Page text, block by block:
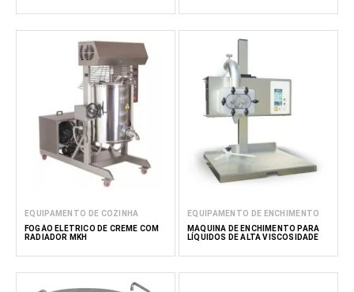
EQUIPAMENTO DE COZINHA
FOGÃO ELÉTRICO DE CREME COM
RADIADOR MKH
EQUIPAMENTO DE ENCHIMENTO
MÁQUINA DE ENCHIMENTO PARA
LÍQUIDOS DE ALTA VISCOSIDADE